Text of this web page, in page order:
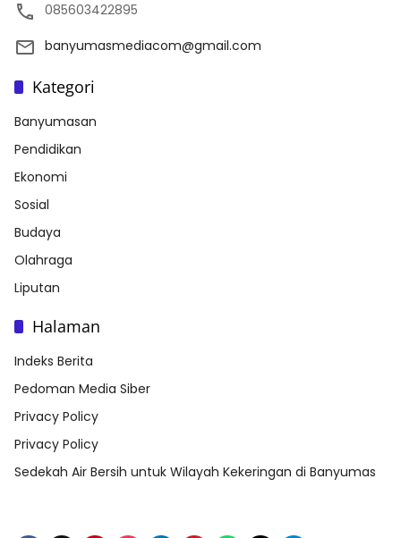
085603422895
banyumasmediacom@gmail.com
Kategori
Banyumasan
Pendidikan
Ekonomi
Sosial
Budaya
Olahraga
Liputan
Halaman
Indeks Berita
Pedoman Media Siber
Privacy Policy
Privacy Policy
Sedekah Air Bersih untuk Wilayah Kekeringan di Banyumas